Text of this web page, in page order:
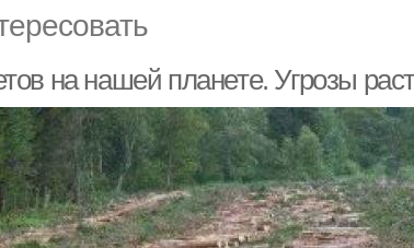
на нашей планете. Угрозы